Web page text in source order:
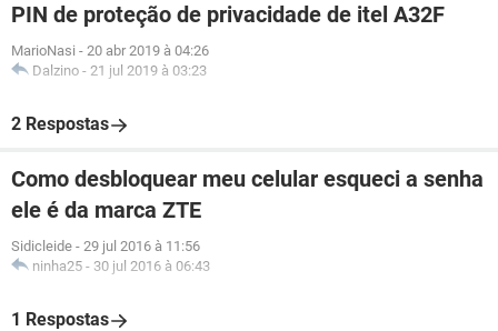
PIN de proteção de privacidade de itel A32F
MarioNasi - 20 abr 2019 à 04:26
Dalzino - 21 jul 2019 à 03:23
2 Respostas
Como desbloquear meu celular esqueci a senha
ele é da marca ZTE
Sidicleide - 29 jul 2016 à 11:56
ninha25 - 30 jul 2016 à 06:43
1 Respostas